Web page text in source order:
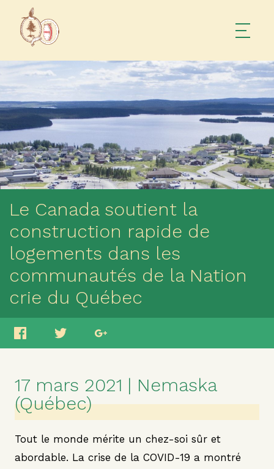
Le Canada soutient la
construction rapide de
logements dans les
communautés de la Nation
crie du Québec
17 mars 2021 | Nemaska
(Québec)
Tout le monde mérite un chez-soi sûr et
abordable. La crise de la COVID-19 a montré